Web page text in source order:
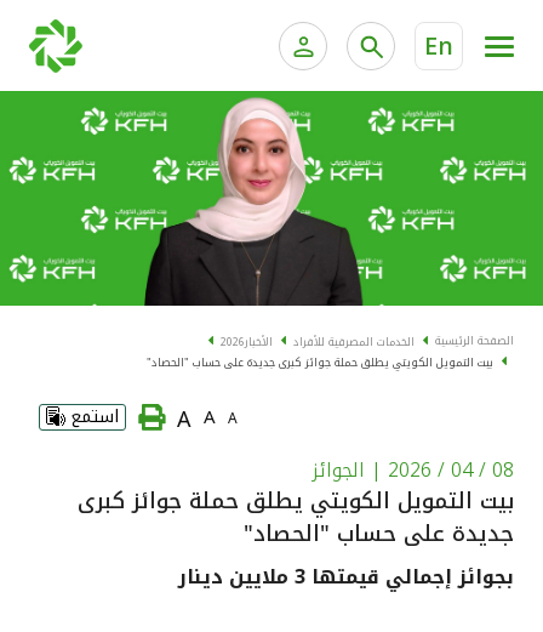
En
الخدمات المصرفية الإلكترونية للأفراد
الخدمات المصرفية الإلكترونية للشركات
خدمة "بيتك" للتداول الإلكتروني
الخدمات المصرفية للأفراد الخدمات المالية
الحسابات المصرفية
البطاقات
"برامج العملاء"
الاستثمار
القنوات المصرفية
الصفحة الرئيسية الخدمات المصرفية للأفراد الأخبار2026
بيت التمويل الكويتي يطلق حملة جوائز كبرى جديدة على حساب "الحصاد"
A
A
A استمع
08 / 04 / 2026 | الجوائز
بيت التمويل الكويتي يطلق حملة جوائز كبرى
جديدة على حساب "الحصاد"
بجوائز إجمالي قيمتها 3 ملايين دينار